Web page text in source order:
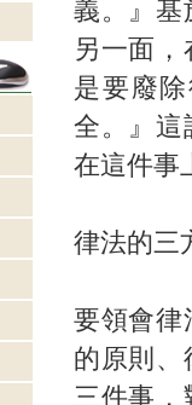
義。』基
另一面
是要廢
全。』這
在這件事
律法的三
要領會律
的原則、
三件事，